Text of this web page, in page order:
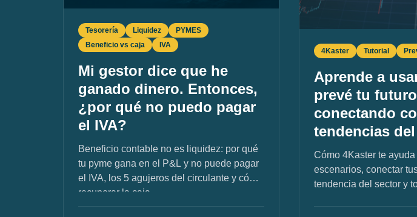
Tesorería Liquidez
PYMES
Beneficio vs caja
IVA
Mi gestor dice que he
ganado dinero. Entonces,
¿por qué no puedo pagar
el IVA?
Beneficio contable no es liquidez: por qué
tu pyme gana en el P&L y no puede pagar
el IVA, los 5 agujeros del circulante y cómo
recuperar la caja.
4Kaster Tutorial
Aprende a
prevé tu futuro
conectando
tendencias
Cómo 4Kaster te
escenarios, conectar
tendencia del sector y